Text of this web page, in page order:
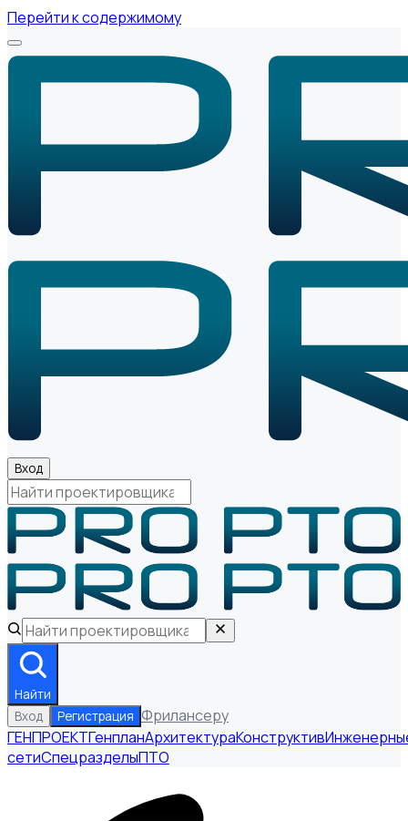
Перейти к содержимому
Вход
Найти
Вход
Регистрация Фрилансеру
ГЕНПРОЕКТГенпланАрхитектураКонструктив
сетиСпецразделыПТО